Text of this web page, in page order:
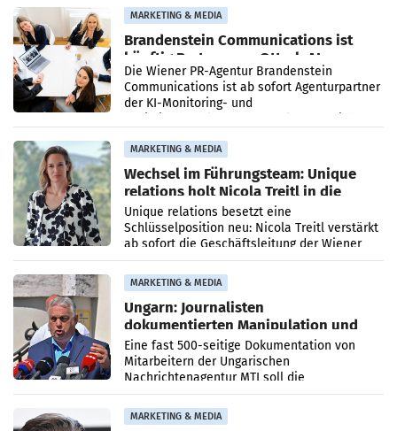
MARKETING & MEDIA
Brandenstein Communications ist
künftig Partner von OtterlyAI
Die Wiener PR-Agentur Brandenstein
Communications ist ab sofort Agenturpartner
der KI-Monitoring- und
MARKETING & MEDIA
Wechsel im Führungsteam: Unique
relations holt Nicola Treitl in die
Geschäftsleitung
Unique relations besetzt eine
Schlüsselposition neu: Nicola Treitl verstärkt
ab sofort die Geschäftsleitung der Wiener
PR-Agentur an der Seite von Josef Kalina und
Anna Kalina-Mahr.
MARKETING & MEDIA
Ungarn: Journalisten
dokumentierten Manipulation und
Zensur
Eine fast 500-seitige Dokumentation von
Mitarbeitern der Ungarischen
Nachrichtenagentur MTI soll die
systematische Nachrichten-Manipulation und
Zensur bei der Agentur während der Zeit
MARKETING & MEDIA